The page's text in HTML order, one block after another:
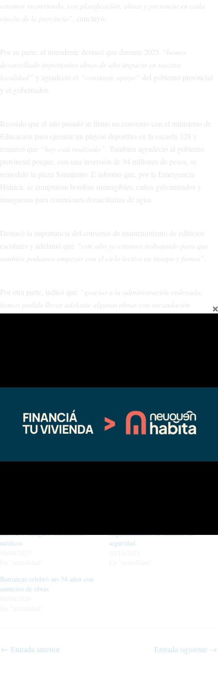
estamos recorriendo, con planificación, obras y presencia en cada
rincón de la provincia”, concluyó.
Por su parte, el intendente destacó que durante 2025 “hemos
desarrollado importantes obras de alto impacto en nuestra
localidad” y agradeció el “constante apoyo” del gobierno provincial
y el gobernador.
Recordó que el año pasado se firmó un convenio con el ministerio de
Educación para ejecutar un playón deportivo en la escuela 328 y
remarcó que “hoy está realizado”. También agradeció al gobierno
provincial porque, con una inversión de 94 millones de pesos, se
remodeló la plaza Sarmiento. E informó que, por la Emergencia
Hídrica, se compraron bombas sumergibles, caños galvanizados y
mangueras para conexiones domiciliarias de agua.
Destacó la importancia del convenio de mantenimiento de edificios
escolares y adelantó que “este año ya estamos trabajando para que
también podamos empezar con el ciclo lectivo en tiempo y forma”.
Por otra parte, indicó que “gracias a la administración ordenada,
hemos podido llevar adelante algunas obras con recaudación
señaló Puentes y explicó que contará con una inversión de 360
municipalidad”, finalizó.
marcha e inauguró consultorios
médicos
implementación de cámaras de
seguridad
Barrancas celebró sus 54 años con
anuncios de obras
← Entrada anterior Entrada siguiente →